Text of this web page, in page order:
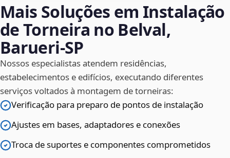
Mais Soluções em Instalação
de Torneira no Belval,
Barueri‑SP
Nossos especialistas atendem residências,
estabelecimentos e edifícios, executando diferentes
serviços voltados à montagem de torneiras:
Verificação para preparo de pontos de instalação
Ajustes em bases, adaptadores e conexões
Troca de suportes e componentes comprometidos